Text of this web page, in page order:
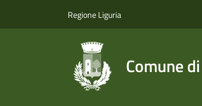
Regione Liguria
Comune